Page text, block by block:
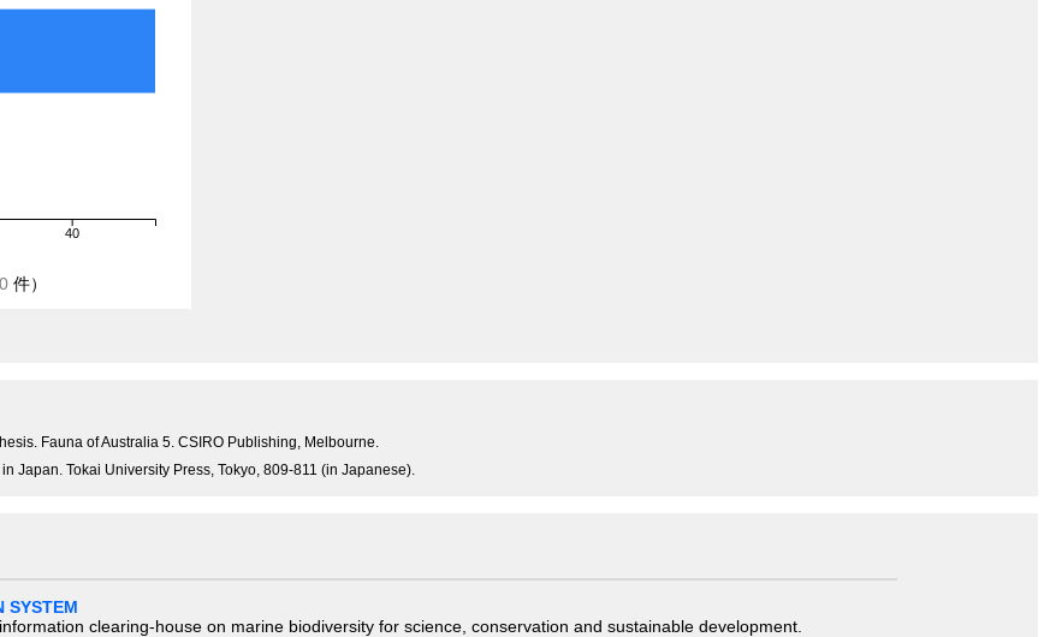
40
件）
Fauna of Australia 5. CSIRO Publishing, Melbourne.
Japan. Tokai University Press, Tokyo, 809-811 (in Japanese).
SYSTEM
clearing-house on marine biodiversity for science, conservation and sustainable development.